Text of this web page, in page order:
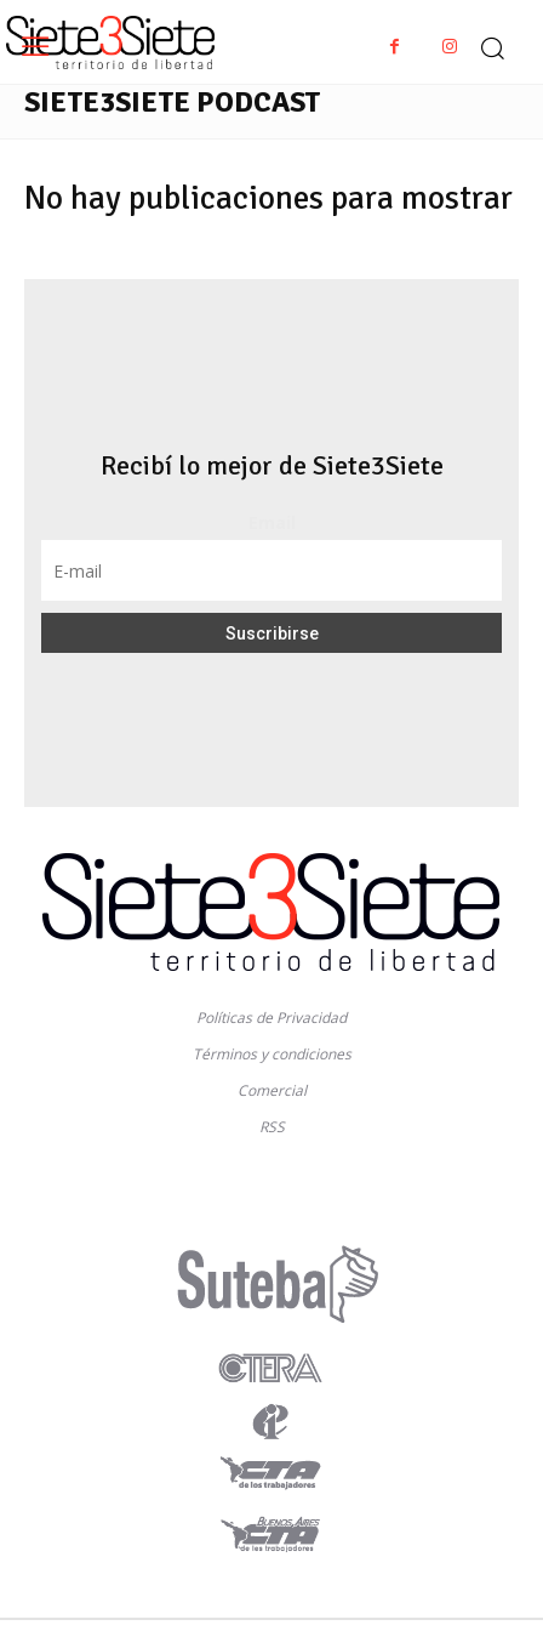
SIETE3SIETE PODCAST
No hay publicaciones para mostrar
Recibí lo mejor de Siete3Siete
Políticas de Privacidad
Términos y condiciones
Comercial
RSS